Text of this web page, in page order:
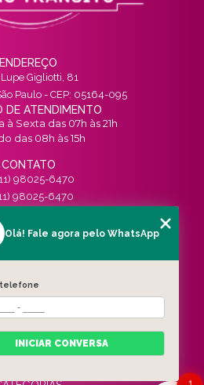
ENDEREÇO
Gigliotti, 81
Paulo - CEP: 05164-095
DE ATENDIMENTO
à Sexta das 07h às 21h
das 08h às 15h
CONTATO
98025-6470
98025-6470
SIGA-NOS!
MENU
HOME
QUEM SOMOS
SERVIÇOS
BLOG
Olá! Fale agora pelo WhatsApp
telefone
INICIAR CONVERSA